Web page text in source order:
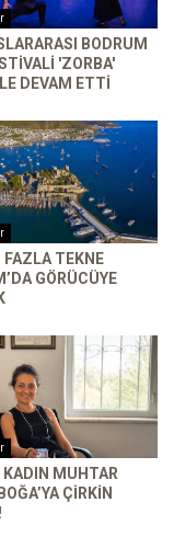
BODRUM
'ZORBA'
DEVAM ETTI
FAZLA TEKNE
GÖRÜCÜYE
KADIN MUHTAR
ÇIRKIN